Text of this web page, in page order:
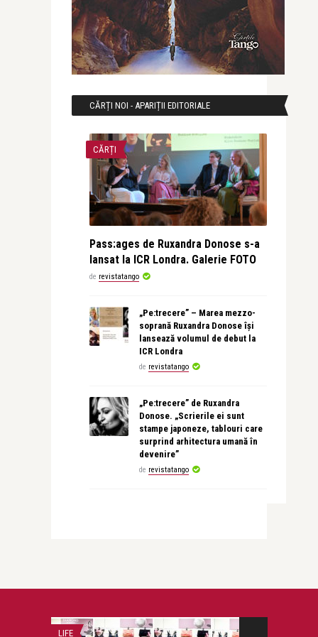
CĂRȚI NOI - APARIȚII EDITORIALE
CĂRȚI
Pass:ages de Ruxandra Donose s-a
lansat la ICR Londra. Galerie FOTO
de revistatango
„Pe:trecere” – Marea mezzo-
soprană Ruxandra Donose își
lansează volumul de debut la
ICR Londra
de revistatango
„Pe:trecere” de Ruxandra
Donose. „Scrierile ei sunt
stampe japoneze, tablouri care
surprind arhitectura umană în
devenire”
de revistatango
LIFE